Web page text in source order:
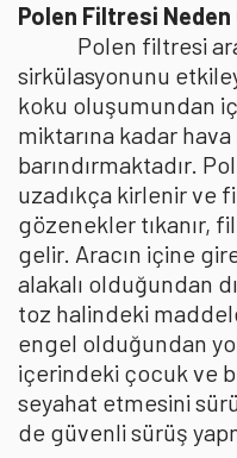
Polen Filtresi
Polen filtresi
sirkülasyonunu
koku oluşumundan
miktarına kadar
barındırmaktadır.
uzadıkça kirlenir ve
gözenekler tıkanır,
gelir. Aracın içine
alakalı olduğundan
toz halindeki
engel olduğundan
içerindeki çocuk ve
seyahat etmesini
de güvenli sürüş